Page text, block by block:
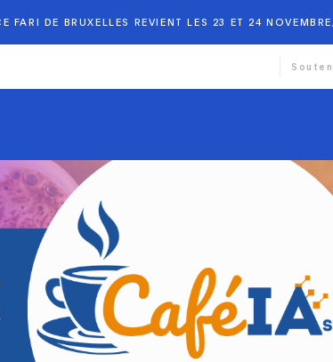
FARI DE BRUXELLES REVIENT LES 23 ET 24